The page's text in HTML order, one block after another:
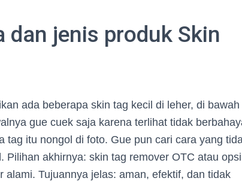
dan jenis produk Skin
ada beberapa skin tag kecil di leher, di bawah
gue cuek saja karena terlihat tidak
tag itu nongol di foto. Gue pun cari cara yang
akhirnya: skin tag remover OTC atau opsi
Tujuannya jelas: aman, efektif, dan tidak